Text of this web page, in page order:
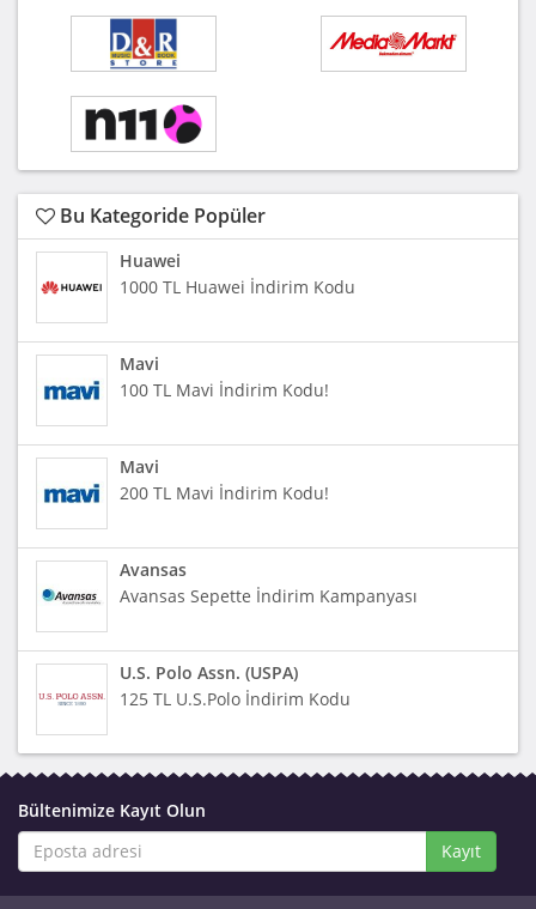
Bu Kategoride Popüler
Huawei
1000 TL Huawei İndirim Kodu
Mavi
100 TL Mavi İndirim Kodu!
Mavi
200 TL Mavi İndirim Kodu!
Avansas
Avansas Sepette İndirim Kampanyası
U.S. Polo Assn. (USPA)
125 TL U.S.Polo İndirim Kodu
Bültenimize Kayıt Olun
Kayıt